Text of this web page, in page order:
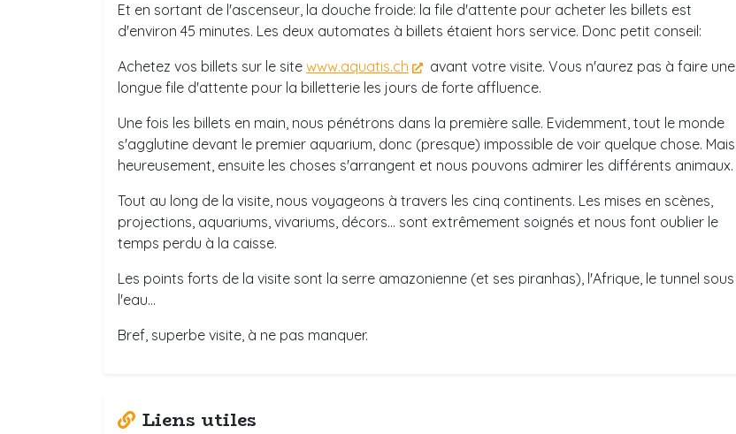
Et en sortant de l'ascenseur, la douche froide: la file d'attente pour acheter les billets est
d'environ 45 minutes. Les deux automates à billets étaient hors service. Donc petit conseil:
Achetez vos billets sur le site www.aquatis.ch
avant votre visite. Vous n'aurez pas à faire une
longue file d'attente pour la billetterie les jours de forte affluence.
Une fois les billets en main, nous pénétrons dans la première salle. Evidemment, tout le monde
s'agglutine devant le premier aquarium, donc (presque) impossible de voir quelque chose. Mais
heureusement, ensuite les choses s'arrangent et nous pouvons admirer les différents animaux.
Tout au long de la visite, nous voyageons à travers les cinq continents. Les mises en scènes,
projections, aquariums, vivariums, décors... sont extrêmement soignés et nous font oublier le
temps perdu à la caisse.
Les points forts de la visite sont la serre amazonienne (et ses piranhas), l'Afrique, le tunnel sous
l'eau...
Bref, superbe visite, à ne pas manquer.
Liens utiles